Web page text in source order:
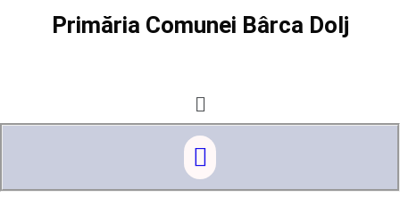
Primăria Comunei Bârca Dolj
Menu
Menu